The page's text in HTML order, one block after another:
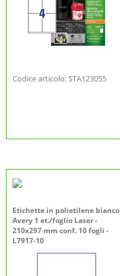
Codice articolo: STA123055
Etichette in polietilene bianco
Avery 1 et./foglio Laser -
210x297 mm conf. 10 fogli -
L7917-10